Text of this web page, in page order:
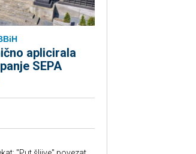
aplicirala
SEPA